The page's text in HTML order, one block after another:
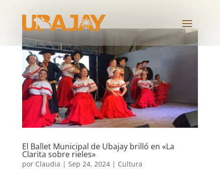
El Ballet Municipal de Ubajay brilló en «La
Clarita sobre rieles»
por Claudia | Sep 24, 2024| Cultura